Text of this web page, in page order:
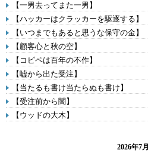
【一男去ってまた一男】
【ハッカーはクラッカーを駆逐する】
【いつまでもあると思うな保守の金】
【顧客心と秋の空】
【コピペは百年の不作】
【嘘から出た受注】
【当たるも書け当たらぬも書け】
【受注前から闇】
【ウッドの大木】
2026年7月